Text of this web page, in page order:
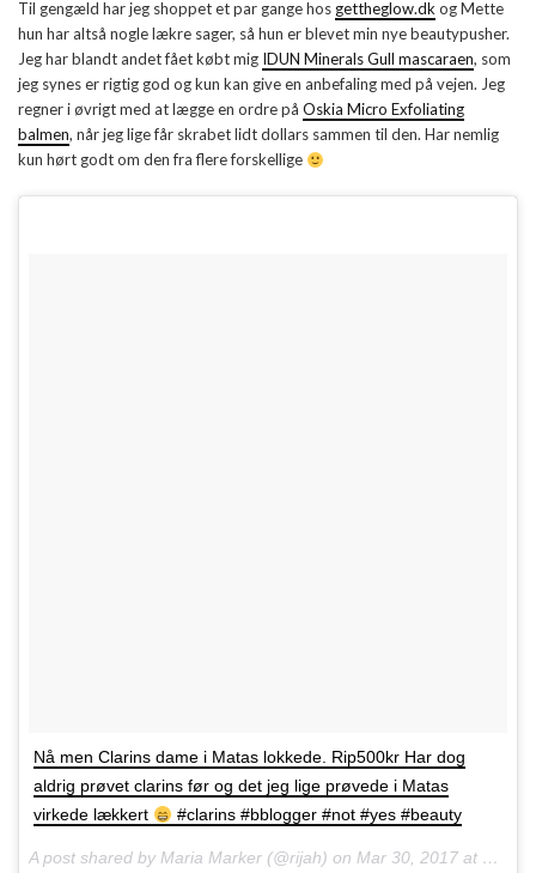
Til gengæld har jeg shoppet et par gange hos gettheglow.dkog Mette
hun har altså nogle lækre sager, så hun er blevet min nye beautypusher.
Jeg har blandt andet fået købt mig IDUN Minerals Gull mascaraen, som
jeg synes er rigtig god og kun kan give en anbefaling med på vejen. Jeg
regner i øvrigt med at lægge en ordre på Oskia Micro Exfoliating
balmen, når jeg lige får skrabet lidt dollars sammen til den. Har nemlig
kun hørt godt om den fra flere forskellige
Nå men Clarins dame i Matas lokkede. Rip500kr Har dog
aldrig prøvet clarins før og det jeg lige prøvede i Matas
virkede lækkert
#clarins #bblogger #not #yes #beauty
A post shared by Maria Marker (@rijah) on Mar 30, 2017 at 3:53am PDT